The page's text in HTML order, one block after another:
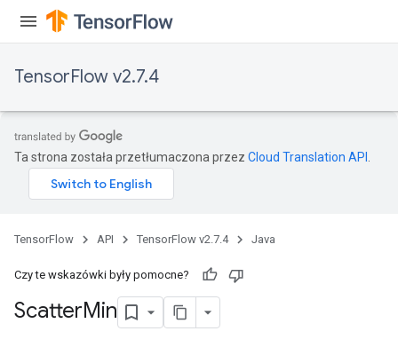
TensorFlow v2.7.4
Ta strona została przetłumaczona przez Cloud Translation API
TensorFlow API TensorFlow v2.7.4 Java
Czy te wskazówki były pomocne?
ScatterMin